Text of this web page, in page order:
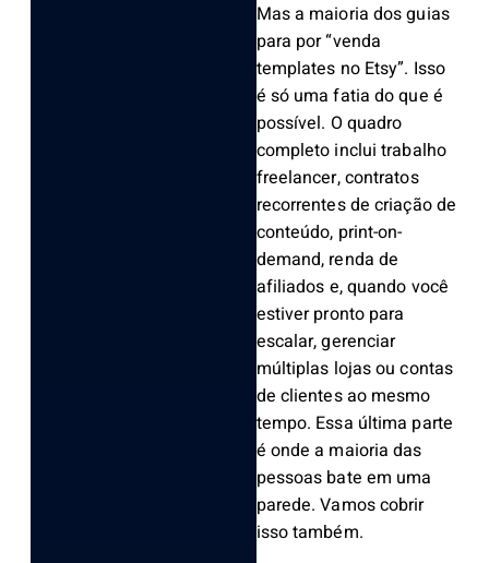
Mas a maioria dos guias
para por “venda
templates no Etsy”. Isso
é só uma fatia do que é
possível. O quadro
completo inclui trabalho
freelancer, contratos
recorrentes de criação de
conteúdo, print-on-
demand, renda de
afiliados e, quando você
estiver pronto para
escalar, gerenciar
múltiplas lojas ou contas
de clientes ao mesmo
tempo. Essa última parte
é onde a maioria das
pessoas bate em uma
parede. Vamos cobrir
isso também.